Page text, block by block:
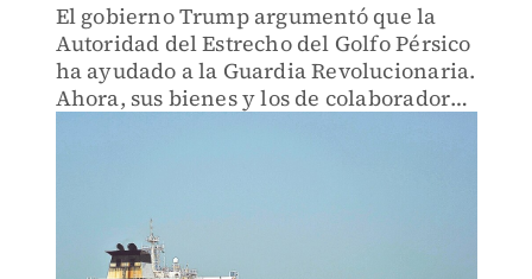
El gobierno Trump argumentó que la
Autoridad del Estrecho del Golfo Pérsico
ha ayudado a la Guardia Revolucionaria.
Ahora, sus bienes y los de colaboradores